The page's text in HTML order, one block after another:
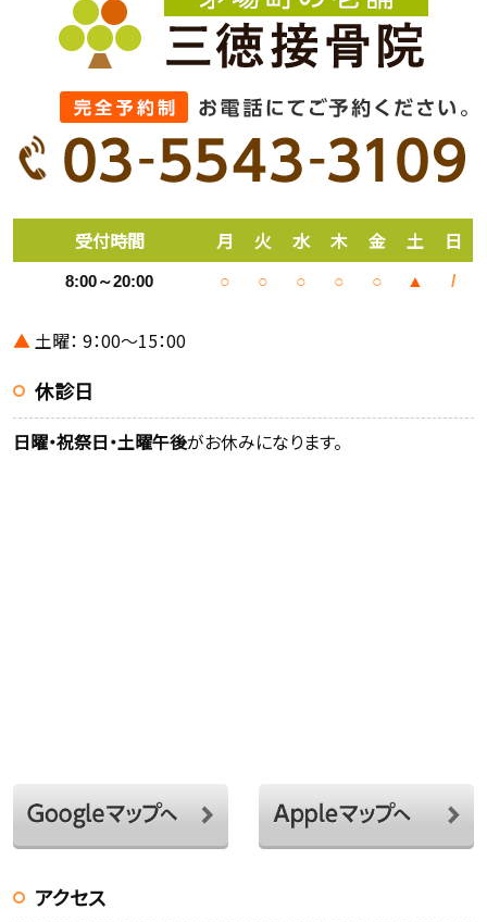
受付時間 月 火 水 木 金 土 日
8:00～20:00 ○ ○ ○ ○ ○ ▲ /
▲ 土曜： 9：00～15：00
休診日
日曜・祝祭日・土曜午後がお休みになります。
アクセス